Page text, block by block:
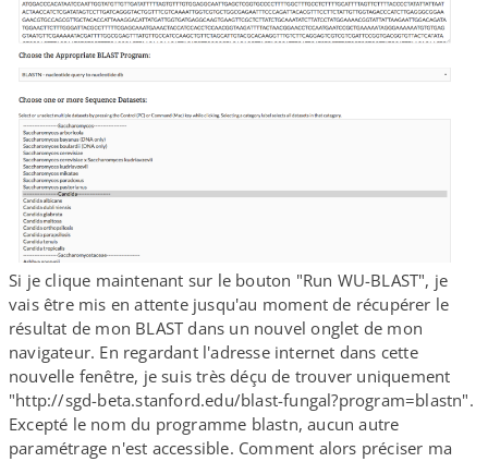
Si je clique maintenant sur le bouton "Run WU-​BLAST", je
vais être mis en attente jusqu'au moment de récupérer le
résultat de mon BLAST dans un nouvel onglet de mon
navigateur. En regardant l'adresse internet dans cette
nouvelle fenêtre, je suis très déçu de trouver uniquement
"http://​sgd​-beta​.stanford​.edu/​b​l​a​s​t​-​f​u​n​g​a​l​?​p​r​o​g​r​a​m​=​b​l​a​stn".
Excepté le nom du programme blastn, aucun autre
paramétrage n'est accessible. Comment alors préciser ma